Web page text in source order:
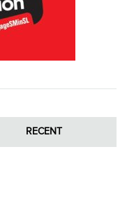
RECENT